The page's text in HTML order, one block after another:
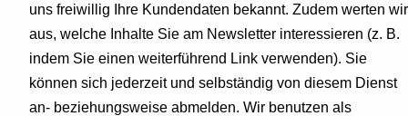
uns freiwillig Ihre Kundendaten bekannt. Zudem werten wir
aus, welche Inhalte Sie am Newsletter interessieren (z. B.
indem Sie einen weiterführend Link verwenden). Sie
können sich jederzeit und selbständig von diesem Dienst
an- beziehungsweise abmelden. Wir benutzen als